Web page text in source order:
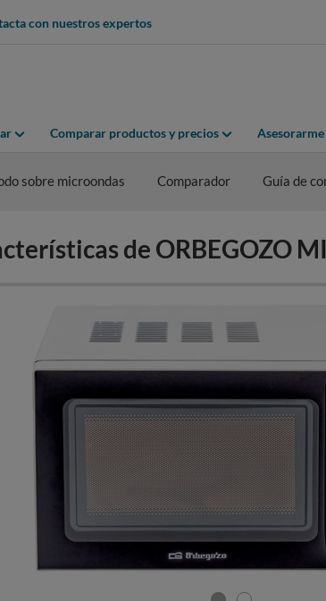
con nuestros expertos
Comparar productos y precios
sobre microondas Comparador Guía de
de ORBEGOZO